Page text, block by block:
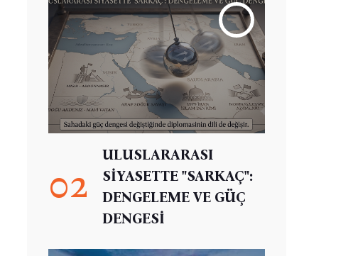
02
ULUSLARARASI
SİYASETTE "SARKAÇ":
DENGELEME VE GÜÇ
DENGESİ